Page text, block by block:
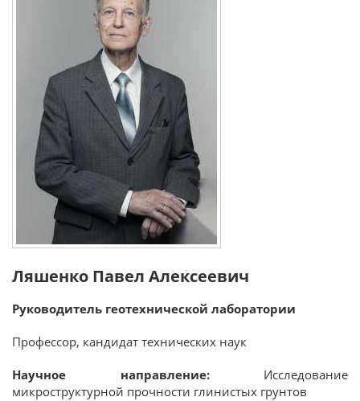
Ляшенко Павел Алексеевич
Руководитель геотехнической лаборатории
Профессор, кандидат технических наук
Научное направление:Исследование
микроструктурной прочности глинистых грунтов